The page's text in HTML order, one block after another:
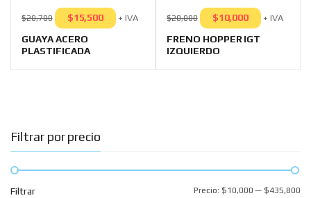
0
out
$20,700 $15,500 + IVA
GUAYA ACERO
PLASTIFICADA
0
out
$20,000 $10,000 + IVA
FRENO HOPPER IGT
IZQUIERDO
Filtrar por precio
Filtrar Precio: $10,000 — $435,800